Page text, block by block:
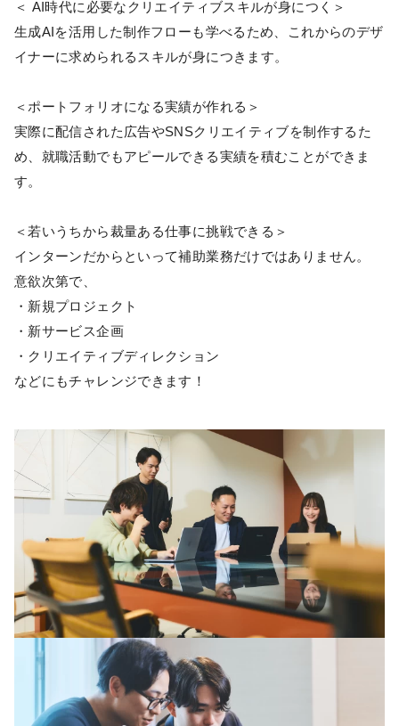
＜ AI時代に必要なクリエイティブスキルが身につく＞
生成AIを活用した制作フローも学べるため、これからのデザ
イナーに求められるスキルが身につきます。
＜ポートフォリオになる実績が作れる＞
実際に配信された広告やSNSクリエイティブを制作するた
め、就職活動でもアピールできる実績を積むことができま
す。
＜若いうちから裁量ある仕事に挑戦できる＞
インターンだからといって補助業務だけではありません。
意欲次第で、
・新規プロジェクト
・新サービス企画
・クリエイティブディレクション
などにもチャレンジできます！